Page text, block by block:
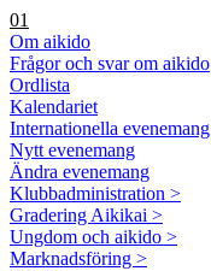
01
Om aikido
Frågor och svar om aikido
Ordlista
Kalendariet
Internationella evenemang
Nytt evenemang
Ändra evenemang
Klubbadministration >
Gradering Aikikai >
Ungdom och aikido >
Marknadsföring >